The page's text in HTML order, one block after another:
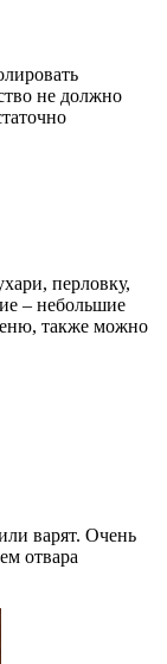
не должно
перловку,
– небольшие
также можно
варят. Очень
отвара